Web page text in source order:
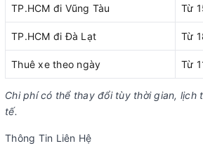
TP.HCM đi Vũng Tàu Từ
TP.HCM đi Đà Lạt Từ
Thuê xe theo ngày Từ
Chi phí có thể thay đổi tùy thời gian, lịch
tế.
Thông Tin Liên Hệ